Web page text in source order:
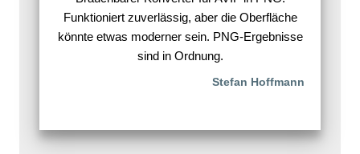
Funktioniert zuverlässig, aber die Oberfläche
könnte etwas moderner sein. PNG-Ergebnisse
sind in Ordnung.
Stefan Hoffmann